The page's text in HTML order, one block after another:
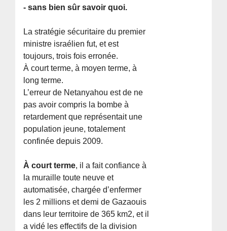
- sans bien sûr savoir quoi.
La stratégie sécuritaire du premier
ministre israélien fut, et est
toujours, trois fois erronée.
À court terme, à moyen terme, à
long terme.
L’erreur de Netanyahou est de ne
pas avoir compris la bombe à
retardement que représentait une
population jeune, totalement
confinée depuis 2009.
À court terme, il a fait confiance à
la muraille toute neuve et
automatisée, chargée d’enfermer
les 2 millions et demi de Gazaouis
dans leur territoire de 365 km2, et il
a vidé les effectifs de la division